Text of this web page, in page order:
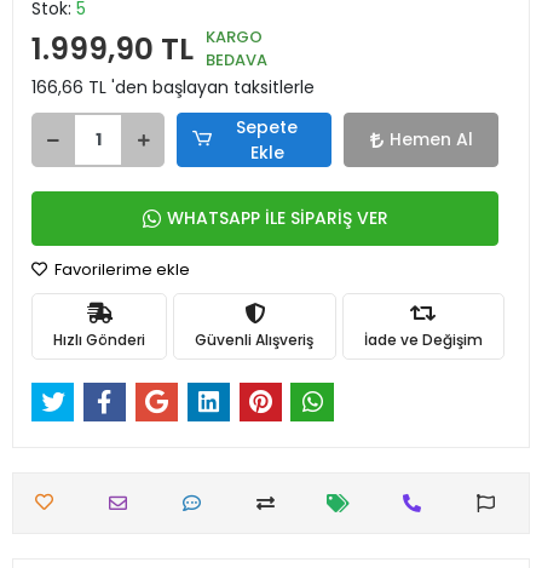
Stok: 5
1.999,90 TL KARGO
BEDAVA
166,66 TL 'den başlayan taksitlerle
Sepete
Ekle
Hemen Al
WHATSAPP İLE SİPARİŞ VER
Favorilerime ekle
Hızlı Gönderi Güvenli Alışveriş İade ve Değişim